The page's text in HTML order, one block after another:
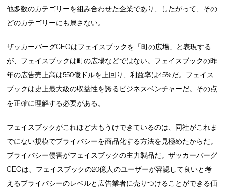
他多数のカテゴリーを組み合わせた企業であり、したがって、その
どのカテゴリーにも属さない。
ザッカーバーグCEOはフェイスブックを「町の広場」と表現する
が、フェイスブックは町の広場などではない。フェイスブックの昨
年の広告売上高は550億ドルを上回り、利益率は45%だ。フェイス
ブックは史上最大級の収益性を誇るビジネスベンチャーだ。その点
を正確に理解する必要がある。
フェイスブックがこれほど大もうけできているのは、同社がこれま
でにない規模でプライバシーを商品化する方法を見極めたからだ。
プライバシー侵害がフェイスブックの主力製品だ。ザッカーバーグ
CEOは、フェイスブックの20億人のユーザーが容認して良いと考
えるプライバシーのレベルと広告業者に売りつけることができる価